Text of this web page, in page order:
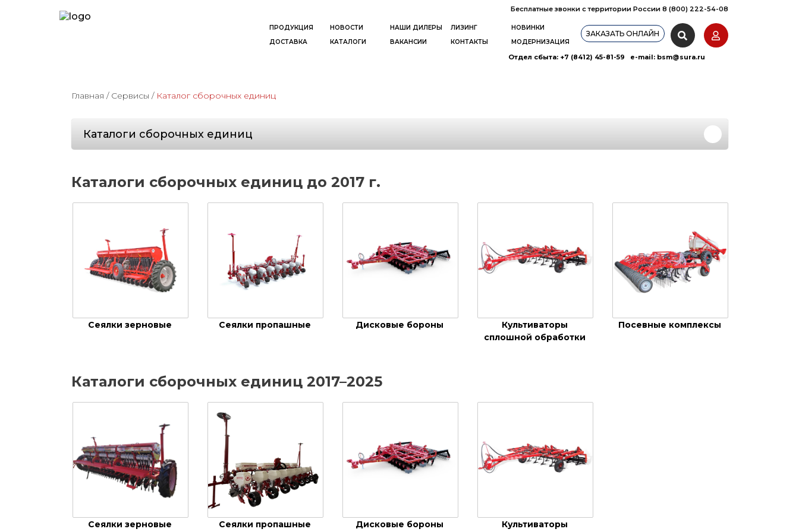
Бесплатные звонки с территории России 8 (800) 222-54-08
ПРОДУКЦИЯ НОВОСТИ НАШИ ДИЛЕРЫ ЛИЗИНГ
НОВИНКИ
ДОСТАВКА
КАТАЛОГИ ВАКАНСИИ КОНТАКТЫ МОДЕРНИЗАЦИЯ
ЗАКАЗАТЬ ОНЛАЙН
Отдел сбыта: +7 (8412) 45-81-59 e-mail: bsm@sura.ru
Главная / Сервисы / Каталог сборочных единиц
Каталоги сборочных единиц
Каталоги сборочных единиц до 2017 г.
Сеялки зерновые Сеялки пропашные Дисковые бороны
Культиваторы
сплошной обработки
Посевные комплексы
Каталоги сборочных единиц 2017–2025
Сеялки зерновые Сеялки пропашные Дисковые бороны
Культиваторы